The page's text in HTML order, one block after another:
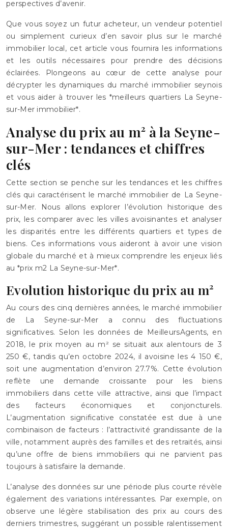
perspectives d’avenir.
Que vous soyez un futur acheteur, un vendeur potentiel
ou simplement curieux d’en savoir plus sur le marché
immobilier local, cet article vous fournira les informations
et les outils nécessaires pour prendre des décisions
éclairées. Plongeons au cœur de cette analyse pour
décrypter les dynamiques du marché immobilier seynois
et vous aider à trouver les *meilleurs quartiers La Seyne-
sur-Mer immobilier*.
Analyse du prix au m² à la Seyne-
sur-Mer : tendances et chiffres
clés
Cette section se penche sur les tendances et les chiffres
clés qui caractérisent le marché immobilier de La Seyne-
sur-Mer. Nous allons explorer l’évolution historique des
prix, les comparer avec les villes avoisinantes et analyser
les disparités entre les différents quartiers et types de
biens. Ces informations vous aideront à avoir une vision
globale du marché et à mieux comprendre les enjeux liés
au *prix m2 La Seyne-sur-Mer*.
Evolution historique du prix au m²
Au cours des cinq dernières années, le marché immobilier
de La Seyne-sur-Mer a connu des fluctuations
significatives. Selon les données de MeilleursAgents, en
2018, le prix moyen au m² se situait aux alentours de 3
250 €, tandis qu’en octobre 2024, il avoisine les 4 150 €,
soit une augmentation d’environ 27.7%. Cette évolution
reflète une demande croissante pour les biens
immobiliers dans cette ville attractive, ainsi que l’impact
des facteurs économiques et conjoncturels.
L’augmentation significative constatée est due à une
combinaison de facteurs : l’attractivité grandissante de la
ville, notamment auprès des familles et des retraités, ainsi
qu’une offre de biens immobiliers qui ne parvient pas
toujours à satisfaire la demande.
L’analyse des données sur une période plus courte révèle
également des variations intéressantes. Par exemple, on
observe une légère stabilisation des prix au cours des
derniers trimestres, suggérant un possible ralentissement